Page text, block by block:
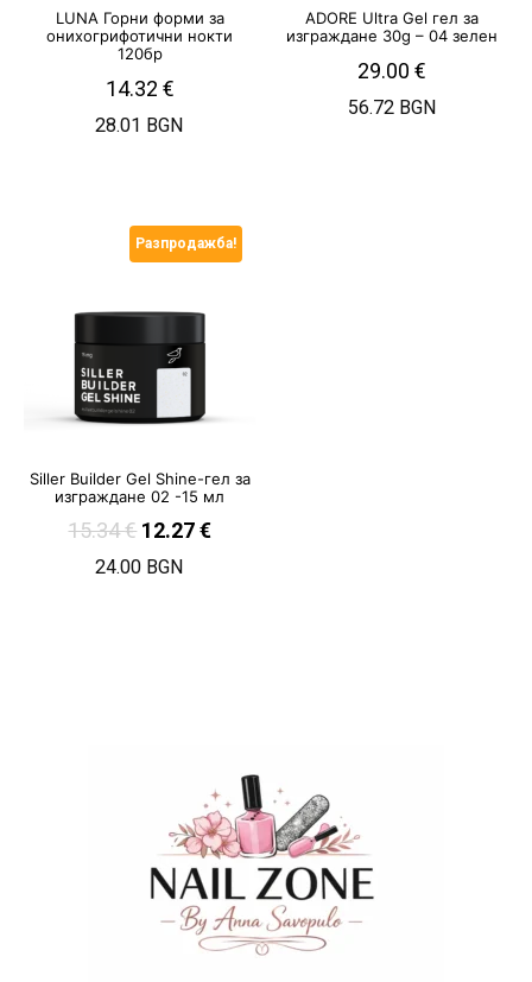
LUNA Горни форми за
онихогрифотични нокти
120бр
14.32 €
28.01 BGN
ADORE Ultra Gel гел за
изграждане 30g – 04 зелен
29.00€
56.72 BGN
Разпродажба!
Siller Builder Gel Shine-гел за
изграждане 02 -15 мл
15.34€ 12.27€
24.00 BGN